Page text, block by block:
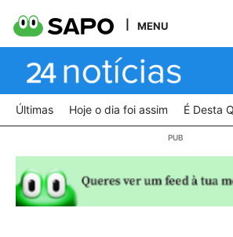
MENU
Últimas Hoje o dia foi assim É Desta